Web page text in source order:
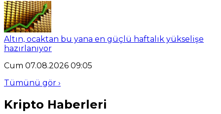
Altın, ocaktan bu yana en güçlü haftalık yükselişe
hazırlanıyor
Cum 07.08.2026 09:05
Tümünü gör ›
Kripto Haberleri